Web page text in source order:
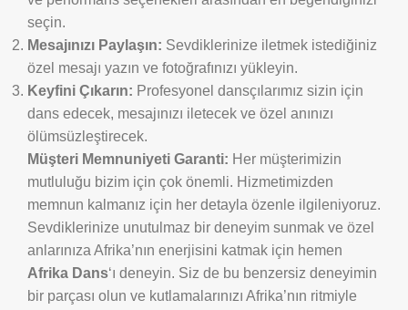
seçin.
Mesajınızı Paylaşın: Sevdiklerinize iletmek istediğiniz
özel mesajı yazın ve fotoğrafınızı yükleyin.
Keyfini Çıkarın: Profesyonel dansçılarımız sizin için
dans edecek, mesajınızı iletecek ve özel anınızı
ölümsüzleştirecek.
Müşteri Memnuniyeti Garanti: Her müşterimizin
mutluluğu bizim için çok önemli. Hizmetimizden
memnun kalmanız için her detayla özenle ilgileniyoruz.
Sevdiklerinize unutulmaz bir deneyim sunmak ve özel
anlarınıza Afrika’nın enerjisini katmak için hemen
Afrika Dans‘ı deneyin. Siz de bu benzersiz deneyimin
bir parçası olun ve kutlamalarınızı Afrika’nın ritmiyle